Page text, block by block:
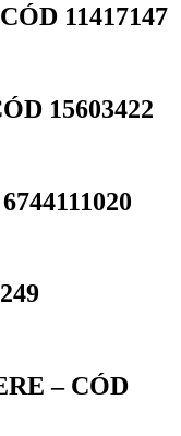
11417147
15603422
– CÓD